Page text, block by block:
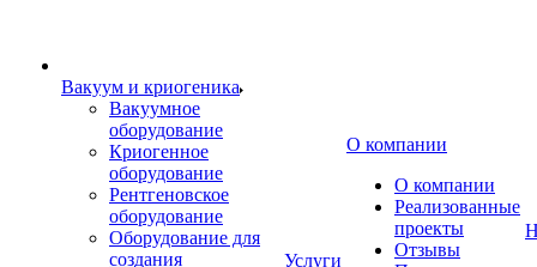
Вакуум и криогеника
Вакуумное
оборудование
Криогенное
оборудование
Рентгеновское
оборудование
Оборудование для
создания
Услуги
О компании
О компании
Реализованные
проекты
Отзывы